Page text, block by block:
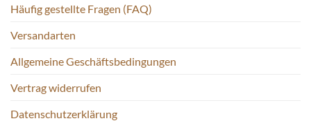
Häufig gestellte Fragen (FAQ)
Versandarten
Allgemeine Geschäftsbedingungen
Vertrag widerrufen
Datenschutzerklärung